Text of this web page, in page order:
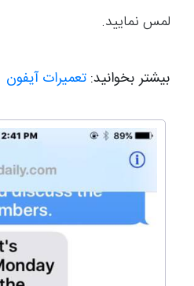
لمس نمایید.
بیشتر بخوانید: تعمیرات آیفون